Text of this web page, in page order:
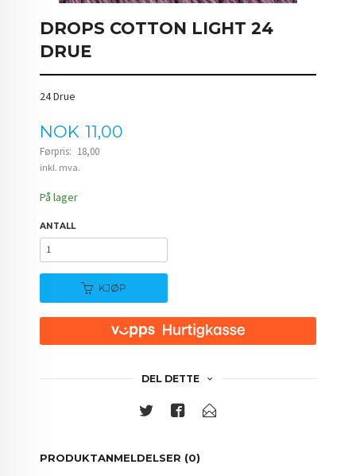
DROPS COTTON LIGHT 24
DRUE
24 Drue
Tilbud
NOK 11,00
Førpris: 18,00
Rabatt
inkl. mva.
På lager
ANTALL
KJØP
DEL DETTE
PRODUKTANMELDELSER (0)